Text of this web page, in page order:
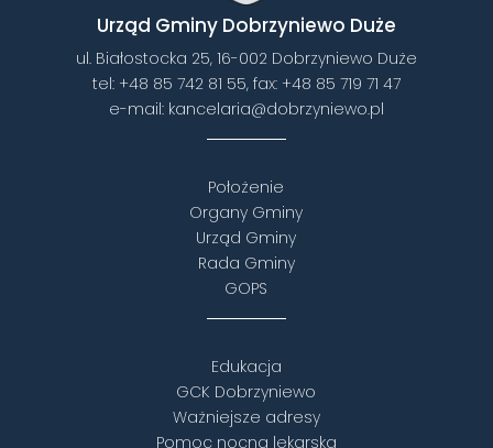
Urząd Gminy Dobrzyniewo Duże
ul. Białostocka 25, 16-002 Dobrzyniewo Duże
tel: +48 85 742 81 55, fax: +48 85 719 71 47
e-mail: kancelaria@dobrzyniewo.pl
Położenie
Organy Gminy
Urząd Gminy
Rada Gminy
GOPS
Edukacja
GCK Dobrzyniewo
Ważniejsze adresy
Pomoc nocna lekarska